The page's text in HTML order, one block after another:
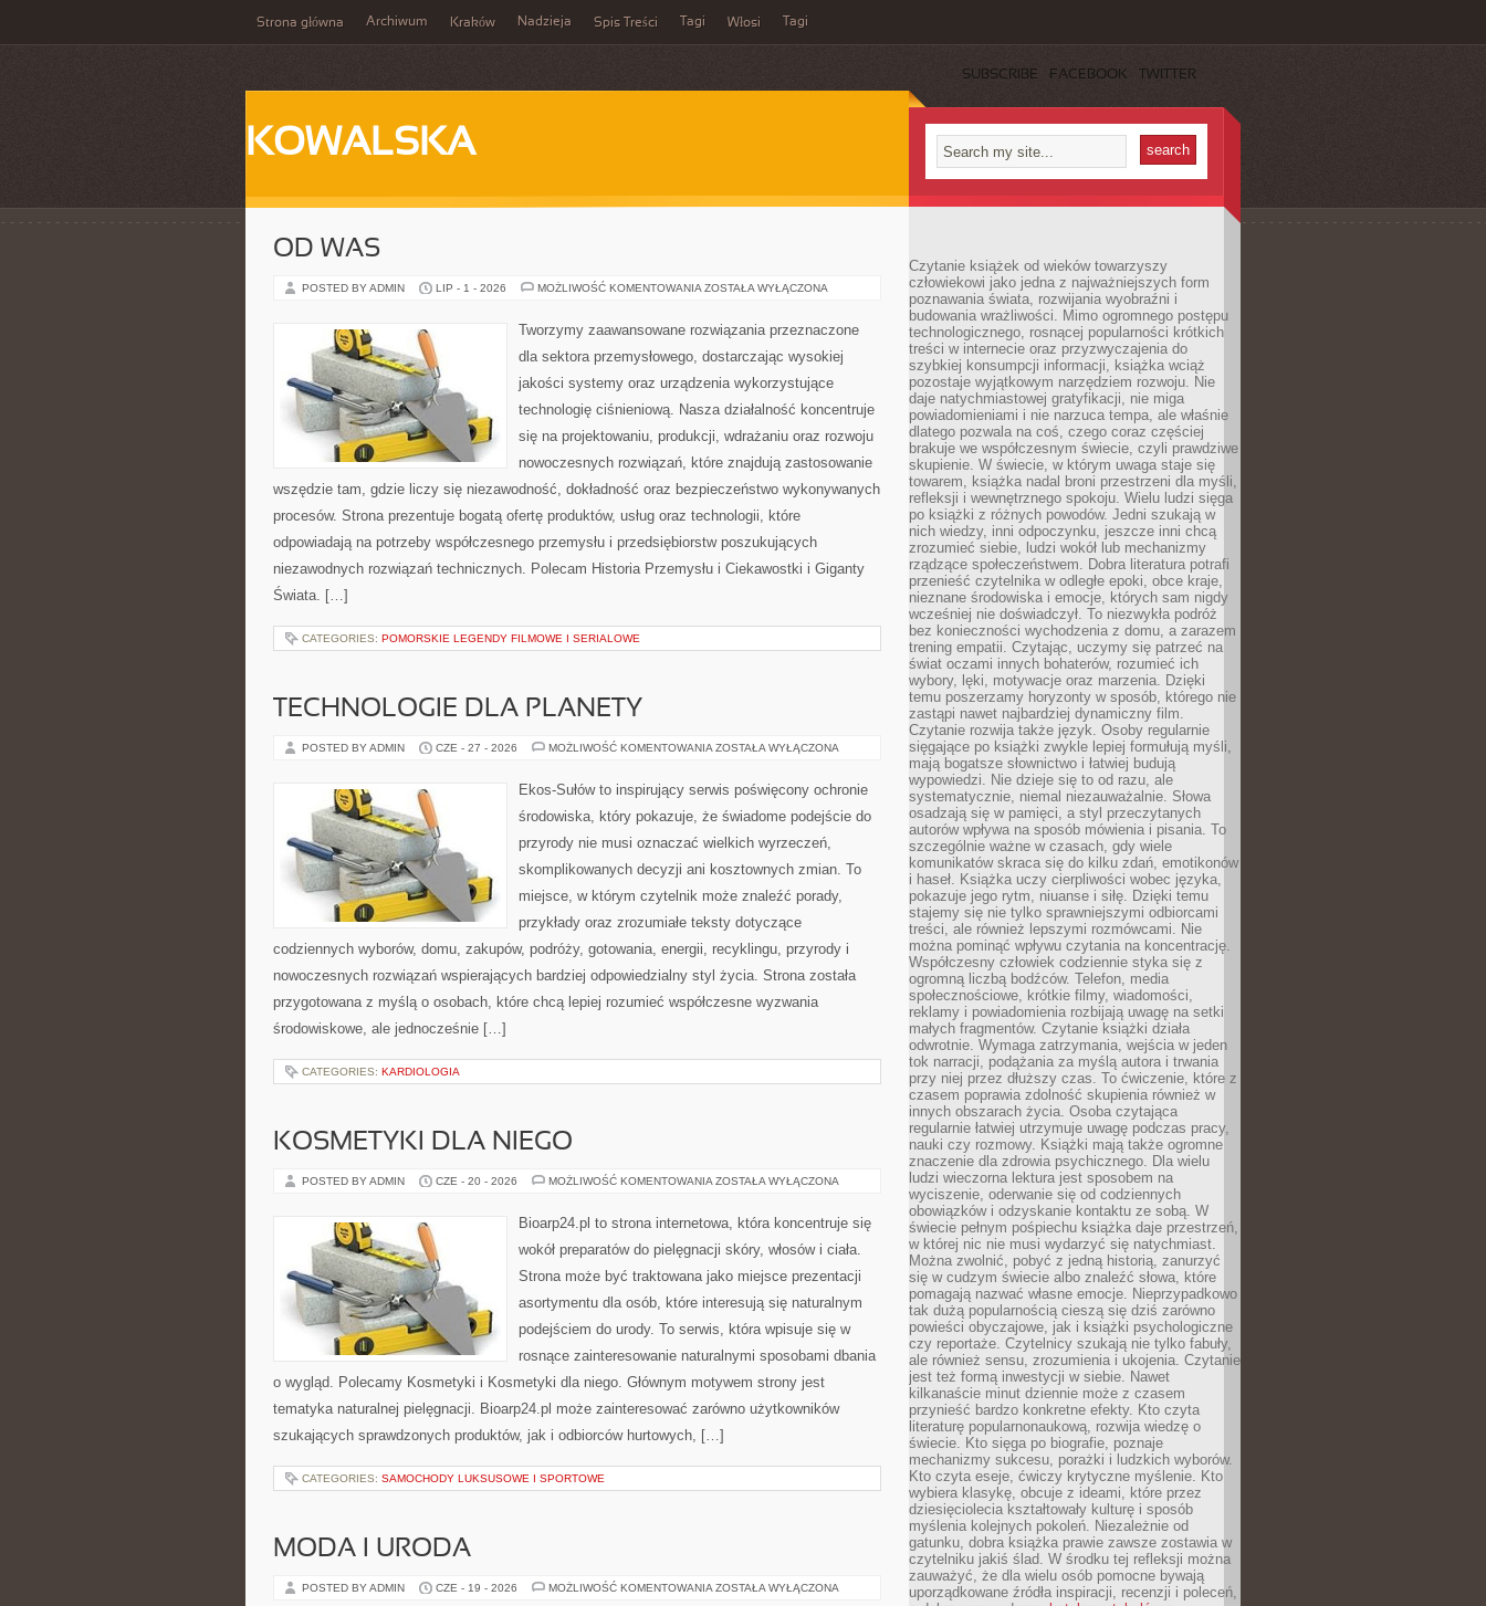
Strona główna Archiwum Kraków Nadzieja Spis Treści Tagi Włosi Tagi
SUBSCRIBE FACEBOOK TWITTER
KOWALSKA
OD WAS
POSTED BY ADMIN LIP - 1 - 2026 MOŻLIWOŚĆ KOMENTOWANIA OD
ZOSTAŁA WYŁĄCZONA
Tworzymy zaawansowane rozwiązania przeznaczone
dla sektora przemysłowego, dostarczając wysokiej
jakości systemy oraz urządzenia wykorzystujące
technologię ciśnieniową. Nasza działalność koncentruje
się na projektowaniu, produkcji, wdrażaniu oraz rozwoju
nowoczesnych rozwiązań, które znajdują zastosowanie
wszędzie tam, gdzie liczy się niezawodność, dokładność oraz bezpieczeństwo wykonywanych
procesów. Strona prezentuje bogatą ofertę produktów, usług oraz technologii, które
odpowiadają na potrzeby współczesnego przemysłu i przedsiębiorstw poszukujących
niezawodnych rozwiązań technicznych. Polecam Historia Przemysłu i Ciekawostki i Giganty
Świata. […]
CATEGORIES: POMORSKIE LEGENDY FILMOWE I SERIALOWE
TECHNOLOGIE DLA PLANETY
POSTED BY ADMIN CZE - 27 - 2026 MOŻLIWOŚĆ KOMENTOWANIA TECHNOLOGIE
ZOSTAŁA WYŁĄCZONA
Ekos-Sułów to inspirujący serwis poświęcony ochronie
środowiska, który pokazuje, że świadome podejście do
przyrody nie musi oznaczać wielkich wyrzeczeń,
skomplikowanych decyzji ani kosztownych zmian. To
miejsce, w którym czytelnik może znaleźć porady,
przykłady oraz zrozumiałe teksty dotyczące
codziennych wyborów, domu, zakupów, podróży, gotowania, energii, recyklingu, przyrody i
nowoczesnych rozwiązań wspierających bardziej odpowiedzialny styl życia. Strona została
przygotowana z myślą o osobach, które chcą lepiej rozumieć współczesne wyzwania
środowiskowe, ale jednocześnie […]
CATEGORIES: KARDIOLOGIA
KOSMETYKI DLA NIEGO
POSTED BY ADMIN CZE - 20 - 2026 MOŻLIWOŚĆ KOMENTOWANIA KOSMETYKI
ZOSTAŁA WYŁĄCZONA
Bioarp24.pl to strona internetowa, która koncentruje się
wokół preparatów do pielęgnacji skóry, włosów i ciała.
Strona może być traktowana jako miejsce prezentacji
asortymentu dla osób, które interesują się naturalnym
podejściem do urody. To serwis, która wpisuje się w
rosnące zainteresowanie naturalnymi sposobami dbania
o wygląd. Polecamy Kosmetyki i Kosmetyki dla niego. Głównym motywem strony jest
tematyka naturalnej pielęgnacji. Bioarp24.pl może zainteresować zarówno użytkowników
szukających sprawdzonych produktów, jak i odbiorców hurtowych, […]
CATEGORIES: SAMOCHODY LUKSUSOWE I SPORTOWE
MODA I URODA
POSTED BY ADMIN CZE - 19 - 2026 MOŻLIWOŚĆ KOMENTOWANIA MODA
ZOSTAŁA WYŁĄCZONA
Czytanie książek od wieków towarzyszy
człowiekowi jako jedna z najważniejszych form
poznawania świata, rozwijania wyobraźni i
budowania wrażliwości. Mimo ogromnego postępu
technologicznego, rosnącej popularności krótkich
treści w internecie oraz przyzwyczajenia do
szybkiej konsumpcji informacji, książka wciąż
pozostaje wyjątkowym narzędziem rozwoju. Nie
daje natychmiastowej gratyfikacji, nie miga
powiadomieniami i nie narzuca tempa, ale właśnie
dlatego pozwala na coś, czego coraz częściej
brakuje we współczesnym świecie, czyli prawdziwe
skupienie. W świecie, w którym uwaga staje się
towarem, książka nadal broni przestrzeni dla myśli,
refleksji i wewnętrznego spokoju. Wielu ludzi sięga
po książki z różnych powodów. Jedni szukają w
nich wiedzy, inni odpoczynku, jeszcze inni chcą
zrozumieć siebie, ludzi wokół lub mechanizmy
rządzące społeczeństwem. Dobra literatura potrafi
przenieść czytelnika w odległe epoki, obce kraje,
nieznane środowiska i emocje, których sam nigdy
wcześniej nie doświadczył. To niezwykła podróż
bez konieczności wychodzenia z domu, a zarazem
trening empatii. Czytając, uczymy się patrzeć na
świat oczami innych bohaterów, rozumieć ich
wybory, lęki, motywacje oraz marzenia. Dzięki
temu poszerzamy horyzonty w sposób, którego nie
zastąpi nawet najbardziej dynamiczny film.
Czytanie rozwija także język. Osoby regularnie
sięgające po książki zwykle lepiej formułują myśli,
mają bogatsze słownictwo i łatwiej budują
wypowiedzi. Nie dzieje się to od razu, ale
systematycznie, niemal niezauważalnie. Słowa
osadzają się w pamięci, a styl przeczytanych
autorów wpływa na sposób mówienia i pisania. To
szczególnie ważne w czasach, gdy wiele
komunikatów skraca się do kilku zdań, emotikonów
i haseł. Książka uczy cierpliwości wobec języka,
pokazuje jego rytm, niuanse i siłę. Dzięki temu
stajemy się nie tylko sprawniejszymi odbiorcami
treści, ale również lepszymi rozmówcami. Nie
można pominąć wpływu czytania na koncentrację.
Współczesny człowiek codziennie styka się z
ogromną liczbą bodźców. Telefon, media
społecznościowe, krótkie filmy, wiadomości,
reklamy i powiadomienia rozbijają uwagę na setki
małych fragmentów. Czytanie książki działa
odwrotnie. Wymaga zatrzymania, wejścia w jeden
tok narracji, podążania za myślą autora i trwania
przy niej przez dłuższy czas. To ćwiczenie, które z
czasem poprawia zdolność skupienia również w
innych obszarach życia. Osoba czytająca
regularnie łatwiej utrzymuje uwagę podczas pracy,
nauki czy rozmowy. Książki mają także ogromne
znaczenie dla zdrowia psychicznego. Dla wielu
ludzi wieczorna lektura jest sposobem na
wyciszenie, oderwanie się od codziennych
obowiązków i odzyskanie kontaktu ze sobą. W
świecie pełnym pośpiechu książka daje przestrzeń,
w której nic nie musi wydarzyć się natychmiast.
Można zwolnić, pobyć z jedną historią, zanurzyć
się w cudzym świecie albo znaleźć słowa, które
pomagają nazwać własne emocje. Nieprzypadkowo
tak dużą popularnością cieszą się dziś zarówno
powieści obyczajowe, jak i książki psychologiczne
czy reportaże. Czytelnicy szukają nie tylko fabuły,
ale również sensu, zrozumienia i ukojenia. Czytanie
jest też formą inwestycji w siebie. Nawet
kilkanaście minut dziennie może z czasem
przynieść bardzo konkretne efekty. Kto czyta
literaturę popularnonaukową, rozwija wiedzę o
świecie. Kto sięga po biografie, poznaje
mechanizmy sukcesu, porażki i ludzkich wyborów.
Kto czyta eseje, ćwiczy krytyczne myślenie. Kto
wybiera klasykę, obcuje z ideami, które przez
dziesięciolecia kształtowały kulturę i sposób
myślenia kolejnych pokoleń. Niezależnie od
gatunku, dobra książka prawie zawsze zostawia w
czytelniku jakiś ślad. W środku tej refleksji można
zauważyć, że dla wielu osób pomocne bywają
uporządkowane źródła inspiracji, recenzji i poleceń,